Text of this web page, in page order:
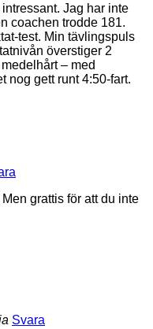
Jag har inte
coachen trodde 181.
test. Min tävlingspuls
överstiger 2
– med
nog gett runt 4:50-fart.
grattis för att du inte
Svara